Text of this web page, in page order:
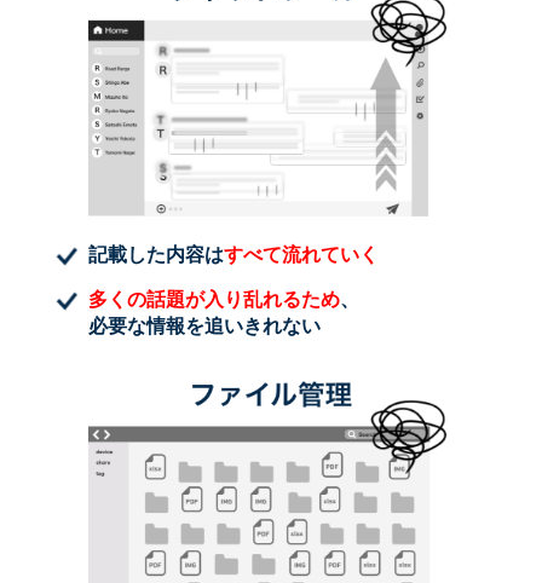
記載した内容はすべて流れていく
多くの話題が入り乱れるため、
必要な情報を追いきれない